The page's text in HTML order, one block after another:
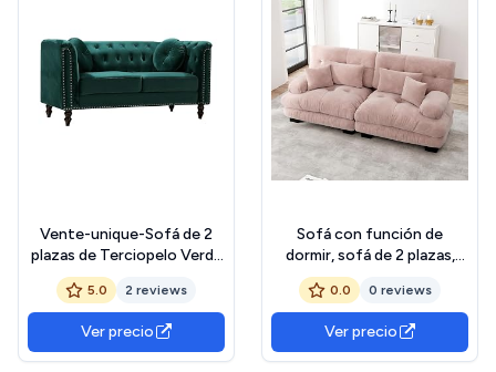
Vente-unique-Sofá de 2
plazas de Terciopelo Verde
Esmeralda Turner
5.0 2 reviews
Ver precio
Sofá con función de
dormir, sofá de 2 plazas,
sofá esquinero en la nube
para salón, sofá doble de
chenilla con 2 cojines
lumbares y 2 cojines
decorativos, marco de
0.0 0 reviews
Ver precio